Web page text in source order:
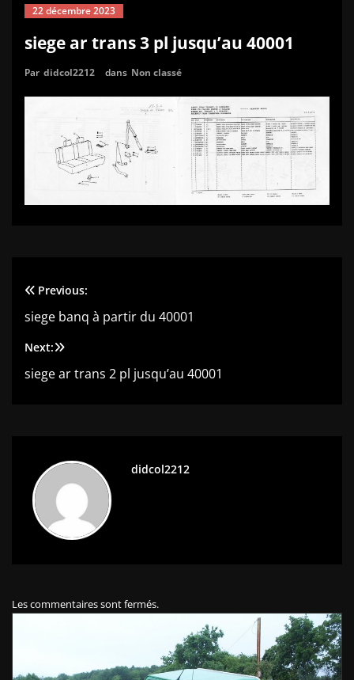
22 décembre 2023
siege ar trans 3 pl jusqu’au 40001
Par didcol2212 dans Non classé
Navigation
de
l’article
Previous:
siege banq à partir du 40001
Next:
siege ar trans 2 pl jusqu’au 40001
didcol2212
Les commentaires sont fermés.